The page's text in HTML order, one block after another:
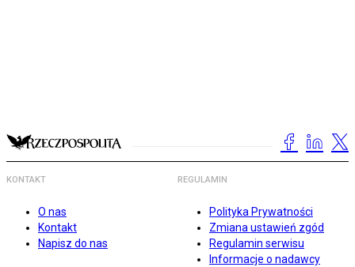
KONTAKT
O nas
Kontakt
Napisz do nas
REGULAMIN
Polityka Prywatności
Zmiana ustawień zgód
Regulamin serwisu
Informacje o nadawcy